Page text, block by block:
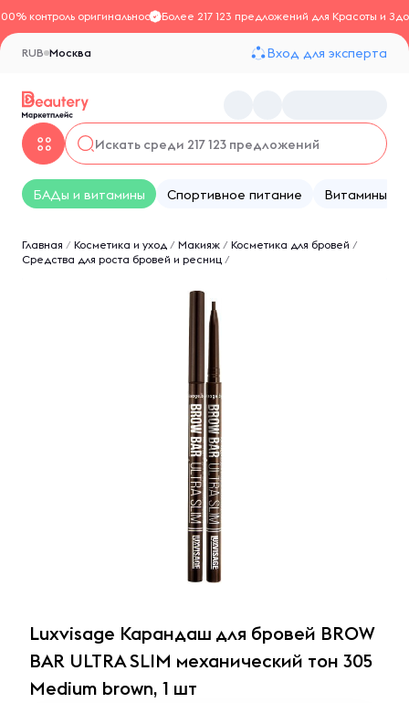
контроль оригинальностиБолее 217 123 предложений для Красоты и
Москва
RUB Вход для эксперта
БАДы и витамины Спортивное питание Витамины
Главная / Косметика и уход / Макияж / Косметика для бровей /
Средства для роста бровей и ресниц /
Luxvisage Карандаш для бровей BROW
BAR ULTRA SLIM механический тон 305
Medium brown, 1 шт